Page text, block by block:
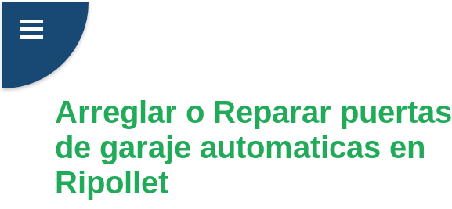
Arreglar o Reparar puertas
de garaje automaticas en
Ripollet